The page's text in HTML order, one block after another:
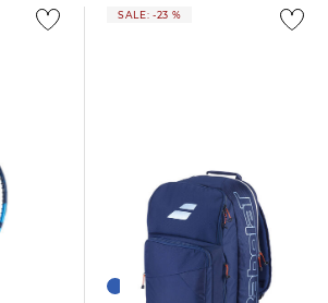
SALE: -23 %